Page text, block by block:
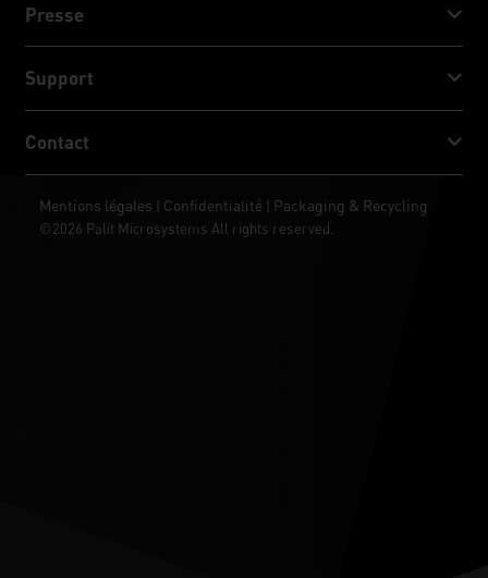
GeForce RTX™ 30 Series
NVIDIA Jetson Orin™ Nano Super
Presse
Médias sociaux
PRIX & CRITIQUE
Support
ThunderMaster
ARGB SYNC
Contact
Où acheter
Mentions légales | Confidentialité | Packaging & Recycling
©2026 Palit Microsystems All rights reserved.